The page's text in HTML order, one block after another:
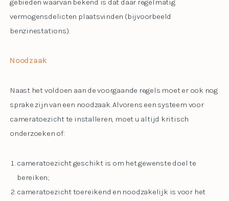
gebieden waarvan bekend is dat daar regelmatig
vermogensdelicten plaatsvinden (bijvoorbeeld
benzinestations).
Noodzaak
Naast het voldoen aan de voorgaande regels moet er ook nog
sprake zijn van een noodzaak. Alvorens een systeem voor
cameratoezicht te installeren, moet u altijd kritisch
onderzoeken of:
cameratoezicht geschikt is om het gewenste doel te
bereiken;
cameratoezicht toereikend en noodzakelijk is voor het